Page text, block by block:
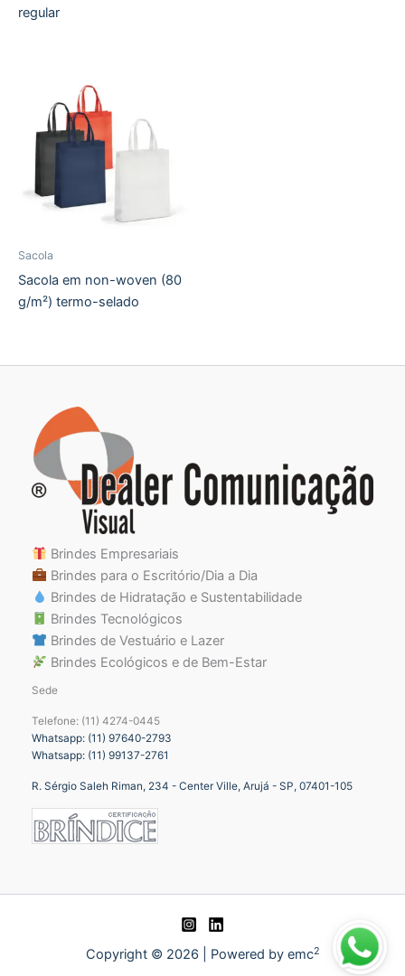
regular
Sacola
Sacola em non-woven (80
g/m²) termo-selado
Brindes Empresariais
Brindes para o Escritório/Dia a Dia
Brindes de Hidratação e Sustentabilidade
Brindes Tecnológicos
Brindes de Vestuário e Lazer
Brindes Ecológicos e de Bem-Estar
Sede
Telefone: (11) 4274-0445
Whatsapp: (11) 97640-2793
Whatsapp: (11) 99137-2761
R. Sérgio Saleh Riman, 234 - Center Ville, Arujá - SP, 07401-105
Copyright © 2026 | Powered by emc2